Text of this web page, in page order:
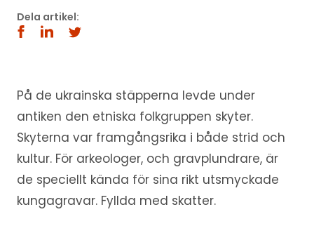
Dela artikel:
På de ukrainska stäpperna levde under
antiken den etniska folkgruppen skyter.
Skyterna var framgångsrika i både strid och
kultur. För arkeologer, och gravplundrare, är
de speciellt kända för sina rikt utsmyckade
kungagravar. Fyllda med skatter.